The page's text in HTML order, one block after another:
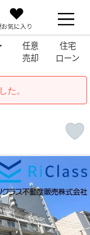
任意
売却
住宅
ローン
た。